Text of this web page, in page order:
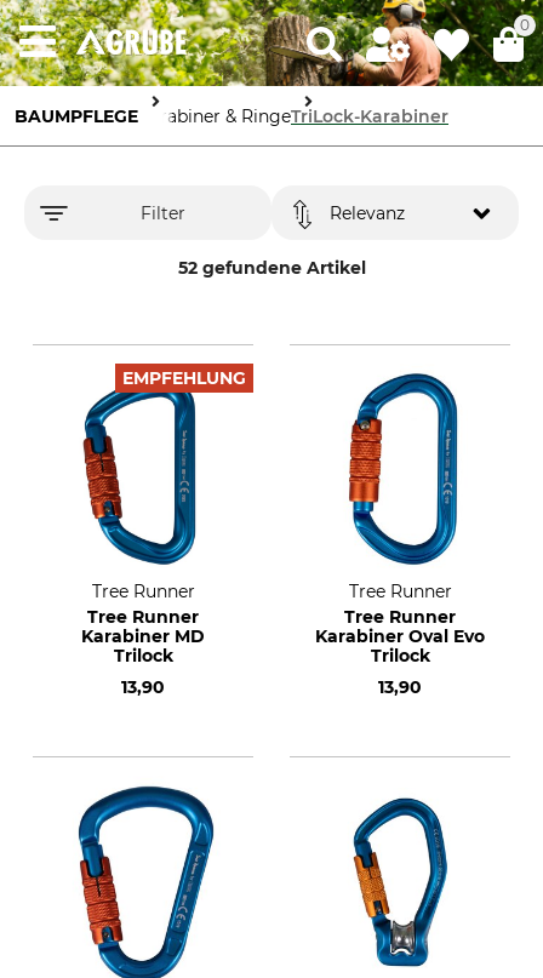
0
BAUMPFLEGE Karabiner & RingeTriLock-Karabiner
Filter
52 gefundene Artikel
Relevanz
EMPFEHLUNG
Tree Runner
Tree Runner
Karabiner MD
Trilock
13,90
Tree Runner
Tree Runner
Karabiner Oval Evo
Trilock
13,90